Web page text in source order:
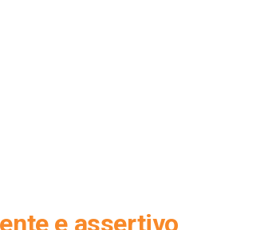
e assertivo